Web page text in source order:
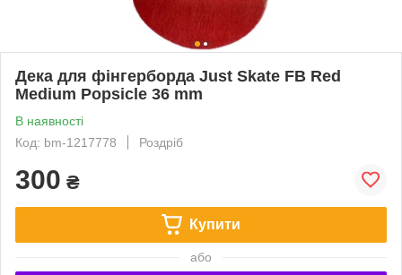
Дека для фінгерборда Just Skate FB Red
Medium Popsicle 36 mm
В наявності
Код: bm-1217778
Роздріб
300 ₴
Купити
або